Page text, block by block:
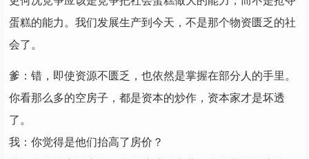
蛋糕的能力。我们发展生产到今天，不是那个物资匮乏的社
会了。
爹：错，即使资源不匮乏，也依然是掌握在部分人的手里。
你看那么多的空房子，都是资本的炒作，资本家才是坏透
了。
我：你觉得是他们抬高了房价？